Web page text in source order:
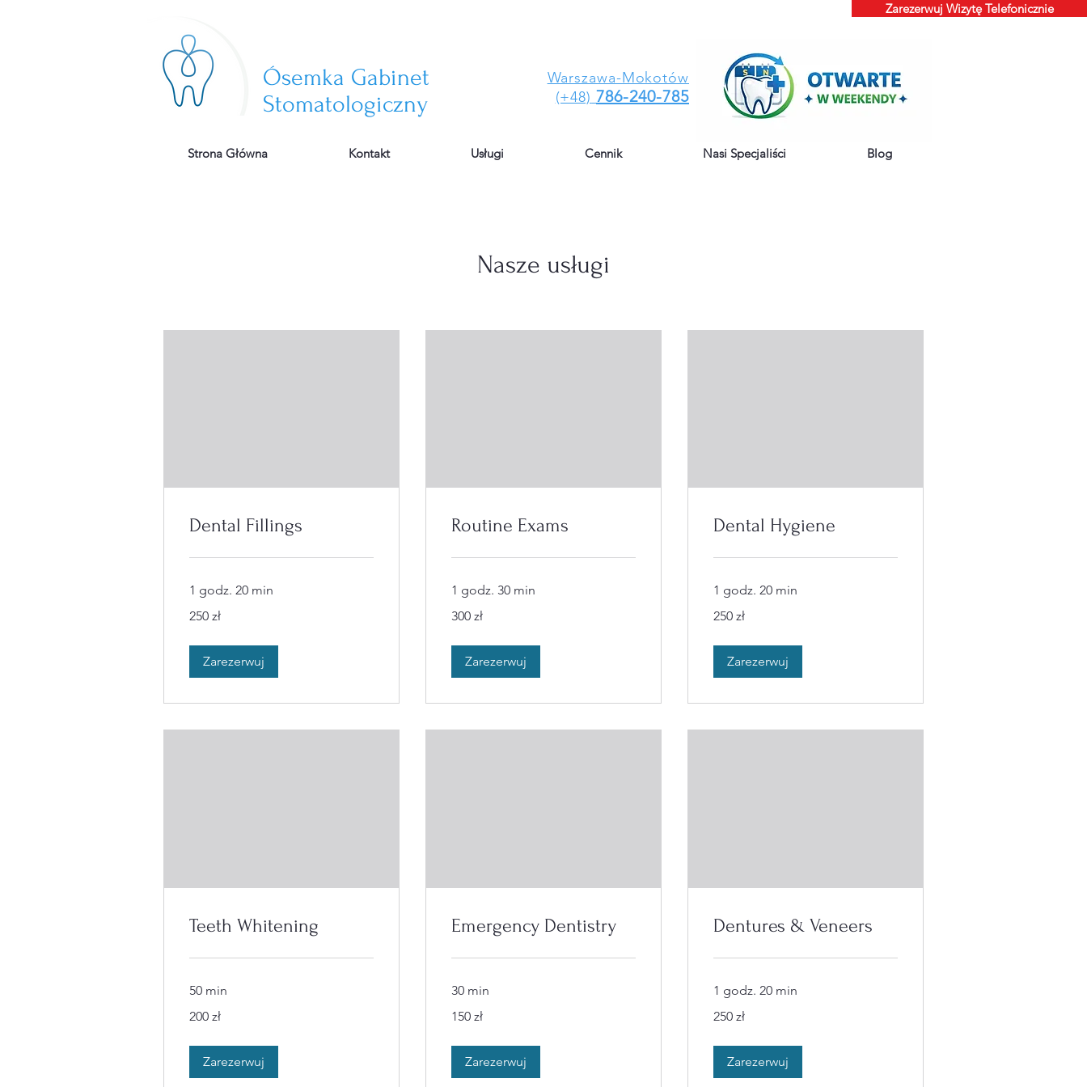
Zarezerwuj Wizytę Telefonicznie
​Ósemka Gabinet
Stomatologiczny
Warszawa-Mokotów
(+48) 786-240-785
Strona Główna Kontakt Usługi Cennik Nasi Specjaliści Blog
Nasze usługi
Dental Fillings
1 godz. 20 min
złotych
250 zł
Zarezerwuj
Routine Exams
1 godz. 30 min
złotych
300 zł
Zarezerwuj
Dental Hygiene
1 godz. 20 min
złotych
250 zł
Zarezerwuj
Teeth Whitening
50 min
złotych
200 zł
Zarezerwuj
Emergency Dentistry
30 min
złotych
150 zł
Zarezerwuj
Dentures & Veneers
1 godz. 20 min
złotych
250 zł
Zarezerwuj